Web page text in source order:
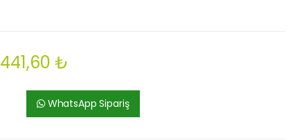
441,60 ₺
WhatsApp Sipariş